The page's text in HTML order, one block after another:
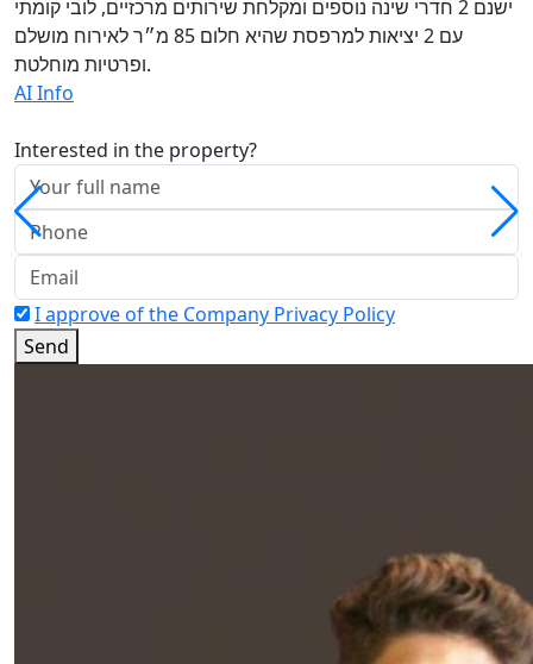
ישנם 2 חדרי שינה נוספים ומקלחת שירותים מרכזיים, לובי קומתי
עם 2 יציאות למרפסת שהיא חלום 85 מ״ר לאירוח מושלם
ופרטיות מוחלטת.
AI Info
Interested in the property?
I approve of the Company Privacy Policy
Send